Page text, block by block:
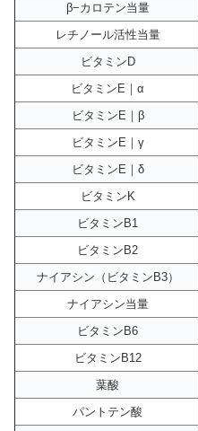
β−カロテン当量
レチノール活性当量
ビタミンD
ビタミンE｜α
ビタミンE｜β
ビタミンE｜γ
ビタミンE｜δ
ビタミンK
ビタミンB1
ビタミンB2
ナイアシン（ビタミンB3）
ナイアシン当量
ビタミンB6
ビタミンB12
葉酸
パントテン酸